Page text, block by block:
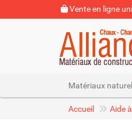
Vente en ligne
Matériaux
Accueil Aide